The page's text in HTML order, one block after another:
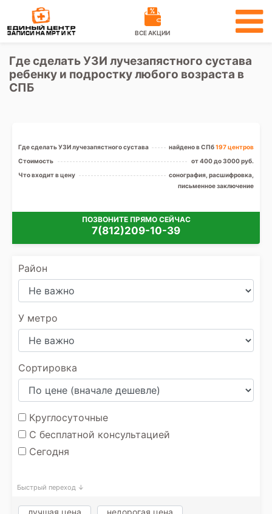
ВСЕ АКЦИИ
Где сделать УЗИ лучезапястного сустава
ребенку и подростку любого возраста в
СПБ
Где сделать УЗИ лучезапястного сустава найдено в СПб197 центров
Стоимость
от 400 до 3000 руб.
Что входит в цену
сонография, расшифровка,
письменное заключение
ПОЗВОНИТЕ ПРЯМО СЕЙЧАС
7(812)209-10-39
Район
У метро
Сортировка
Круглосуточные
С бесплатной консультацией
Сегодня
Быстрый переход ↓
лучшая цена недорогая цена